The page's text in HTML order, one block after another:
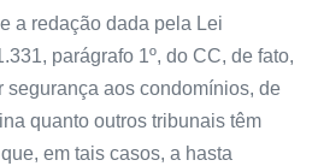
a redação dada pela Lei
parágrafo 1º, do CC, de fato,
segurança aos condomínios, de
quanto outros tribunais têm
em tais casos, a hasta